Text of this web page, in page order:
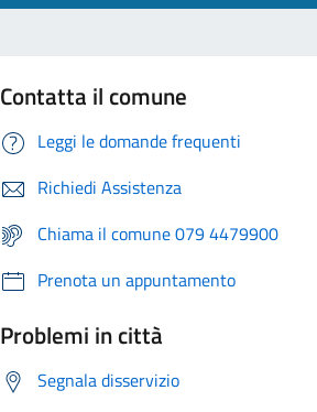
Contatta il comune
Leggi le domande frequenti
Richiedi Assistenza
Chiama il comune 079 4479900
Prenota un appuntamento
Problemi in città
Segnala disservizio